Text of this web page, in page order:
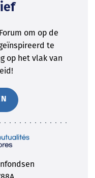
om op de
te
op het vlak van